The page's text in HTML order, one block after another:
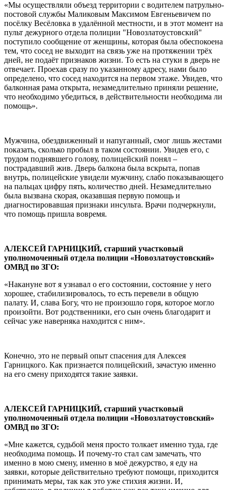
«Мы осуществляли объезд территории с водителем патрульно-
постовой службы Маликовым Максимом Евгеньевичем по
посёлку Весёловка в удалённой местности, и в этот момент на
пульт дежурного отдела полиции "Новозлатоустовский"
поступило сообщение от женщины, которая была обеспокоена
тем, что сосед не выходит на связь уже на протяжении трёх
дней, не подаёт признаков жизни. То есть на стуки в дверь не
отвечает. Проехав сразу по указанному адресу, нами было
определено, что сосед находится на первом этаже. Увидев, что
балконная рама открыта, незамедлительно приняли решение,
что необходимо убедиться, в действительности необходима ли
помощь».
Мужчина, обездвиженный и напуганный, смог лишь жестами
показать, сколько пробыл в таком состоянии. Увидев его, с
трудом поднявшего голову, полицейский понял –
пострадавший жив. Дверь балкона была вскрыта, попав
внутрь, полицейские увидели мужчину, слабо показывающего
на пальцах цифру пять, количество дней. Незамедлительно
была вызвана скорая, оказавшая первую помощь и
диагностировавшая признаки инсульта. Врачи подчеркнули,
что помощь пришла вовремя.
АЛЕКСЕЙ ГАРНИЦКИЙ, старший участковый
уполномоченный отдела полиции «Новозлатоустовский»
ОМВД по ЗГО:
«Накануне вот я узнавал о его состоянии, состояние у него
хорошее, стабилизировалось, то есть перевели в общую
палату. И, слава Богу, что не произошло горя, которое могло
произойти. Вот родственники, его сын очень благодарит и
сейчас уже наверняка находится с ним».
Конечно, это не первый опыт спасения для Алексея
Гарницкого. Как признается полицейский, зачастую именно
на его смену приходятся такие заявки.
АЛЕКСЕЙ ГАРНИЦКИЙ, старший участковый
уполномоченный отдела полиции «Новозлатоустовский»
ОМВД по ЗГО:
«Мне кажется, судьбой меня просто толкает именно туда, где
необходима помощь. И почему-то стал сам замечать, что
именно в мою смену, именно в моё дежурство, я еду на
заявки, которые действительно требуют помощи, приходится
принимать меры, так как это уже стихия жизни. И,